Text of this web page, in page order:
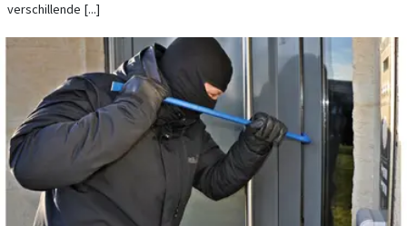
verschillende [...]